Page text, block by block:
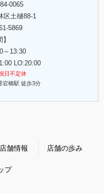
0065
区土樋88-1
5869
～13:30
LO:20:00
日不定休
宕橋駅 徒歩3分
店舗情報 店舗の歩み
プ